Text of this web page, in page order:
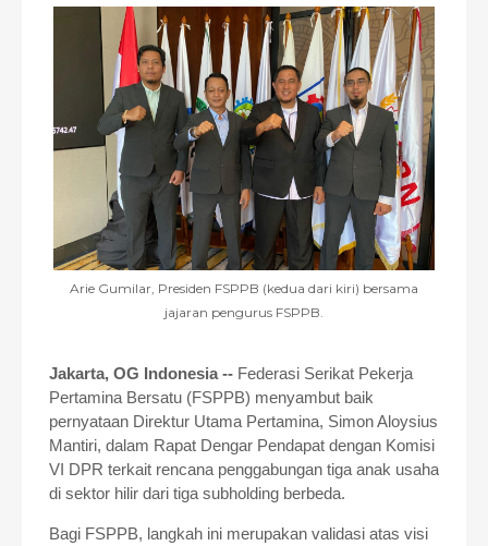
Arie Gumilar, Presiden FSPPB (kedua dari kiri) bersama
jajaran pengurus FSPPB.
Jakarta, OG Indonesia -- Federasi Serikat Pekerja
Pertamina Bersatu (FSPPB) menyambut baik
pernyataan Direktur Utama Pertamina, Simon Aloysius
Mantiri, dalam Rapat Dengar Pendapat dengan Komisi
VI DPR terkait rencana penggabungan tiga anak usaha
di sektor hilir dari tiga subholding berbeda.
Bagi FSPPB, langkah ini merupakan validasi atas visi